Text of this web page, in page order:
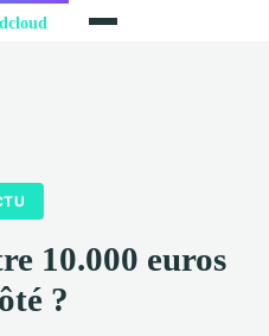
10.000 euros
?